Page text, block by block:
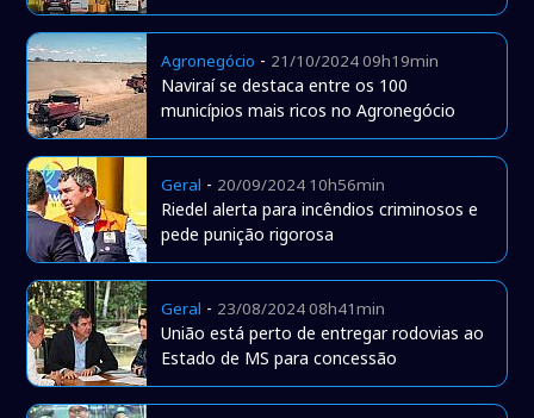
Agronegócio - 21/10/2024 09h19min
Naviraí se destaca entre os 100
municípios mais ricos no Agronegócio
Geral - 20/09/2024 10h56min
Riedel alerta para incêndios criminosos e
pede punição rigorosa
Geral - 23/08/2024 08h41min
União está perto de entregar rodovias ao
Estado de MS para concessão